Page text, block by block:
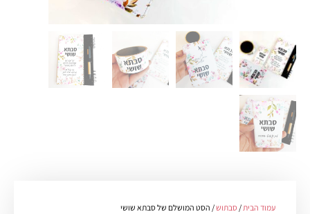
עמוד הבית/ סבתוש/ הסט המושלם של סבתא שושי